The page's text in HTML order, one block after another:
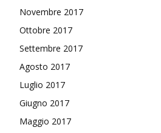
Novembre 2017
Ottobre 2017
Settembre 2017
Agosto 2017
Luglio 2017
Giugno 2017
Maggio 2017